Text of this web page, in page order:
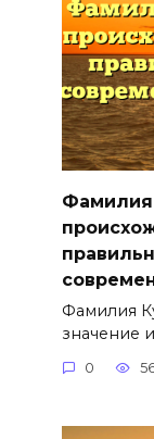
Фамилия
Фамилия
значение
0